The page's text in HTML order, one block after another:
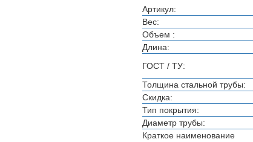
Артикул:
Вес:
Объем :
Длина:
ГОСТ / ТУ:
Толщина стальной трубы:
Скидка:
Тип покрытия:
Диаметр трубы:
Краткое наименование